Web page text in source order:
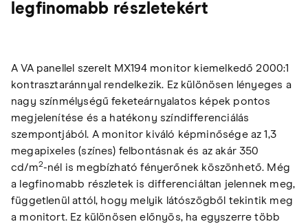
legfinomabb részletekért
A VA panellel szerelt MX194 monitor kiemelkedő 2000:1
kontrasztaránnyal rendelkezik. Ez különösen lényeges a
nagy színmélységű feketeárnyalatos képek pontos
megjelenítése és a hatékony színdifferenciálás
szempontjából. A monitor kiváló képminősége az 1,3
megapixeles (színes) felbontásnak és az akár 350
cd/m2-nél is megbízható fényerőnek köszönhető. Még
a legfinomabb részletek is differenciáltan jelennek meg,
függetlenül attól, hogy melyik látószögből tekintik meg
a monitort. Ez különösen előnyös, ha egyszerre több